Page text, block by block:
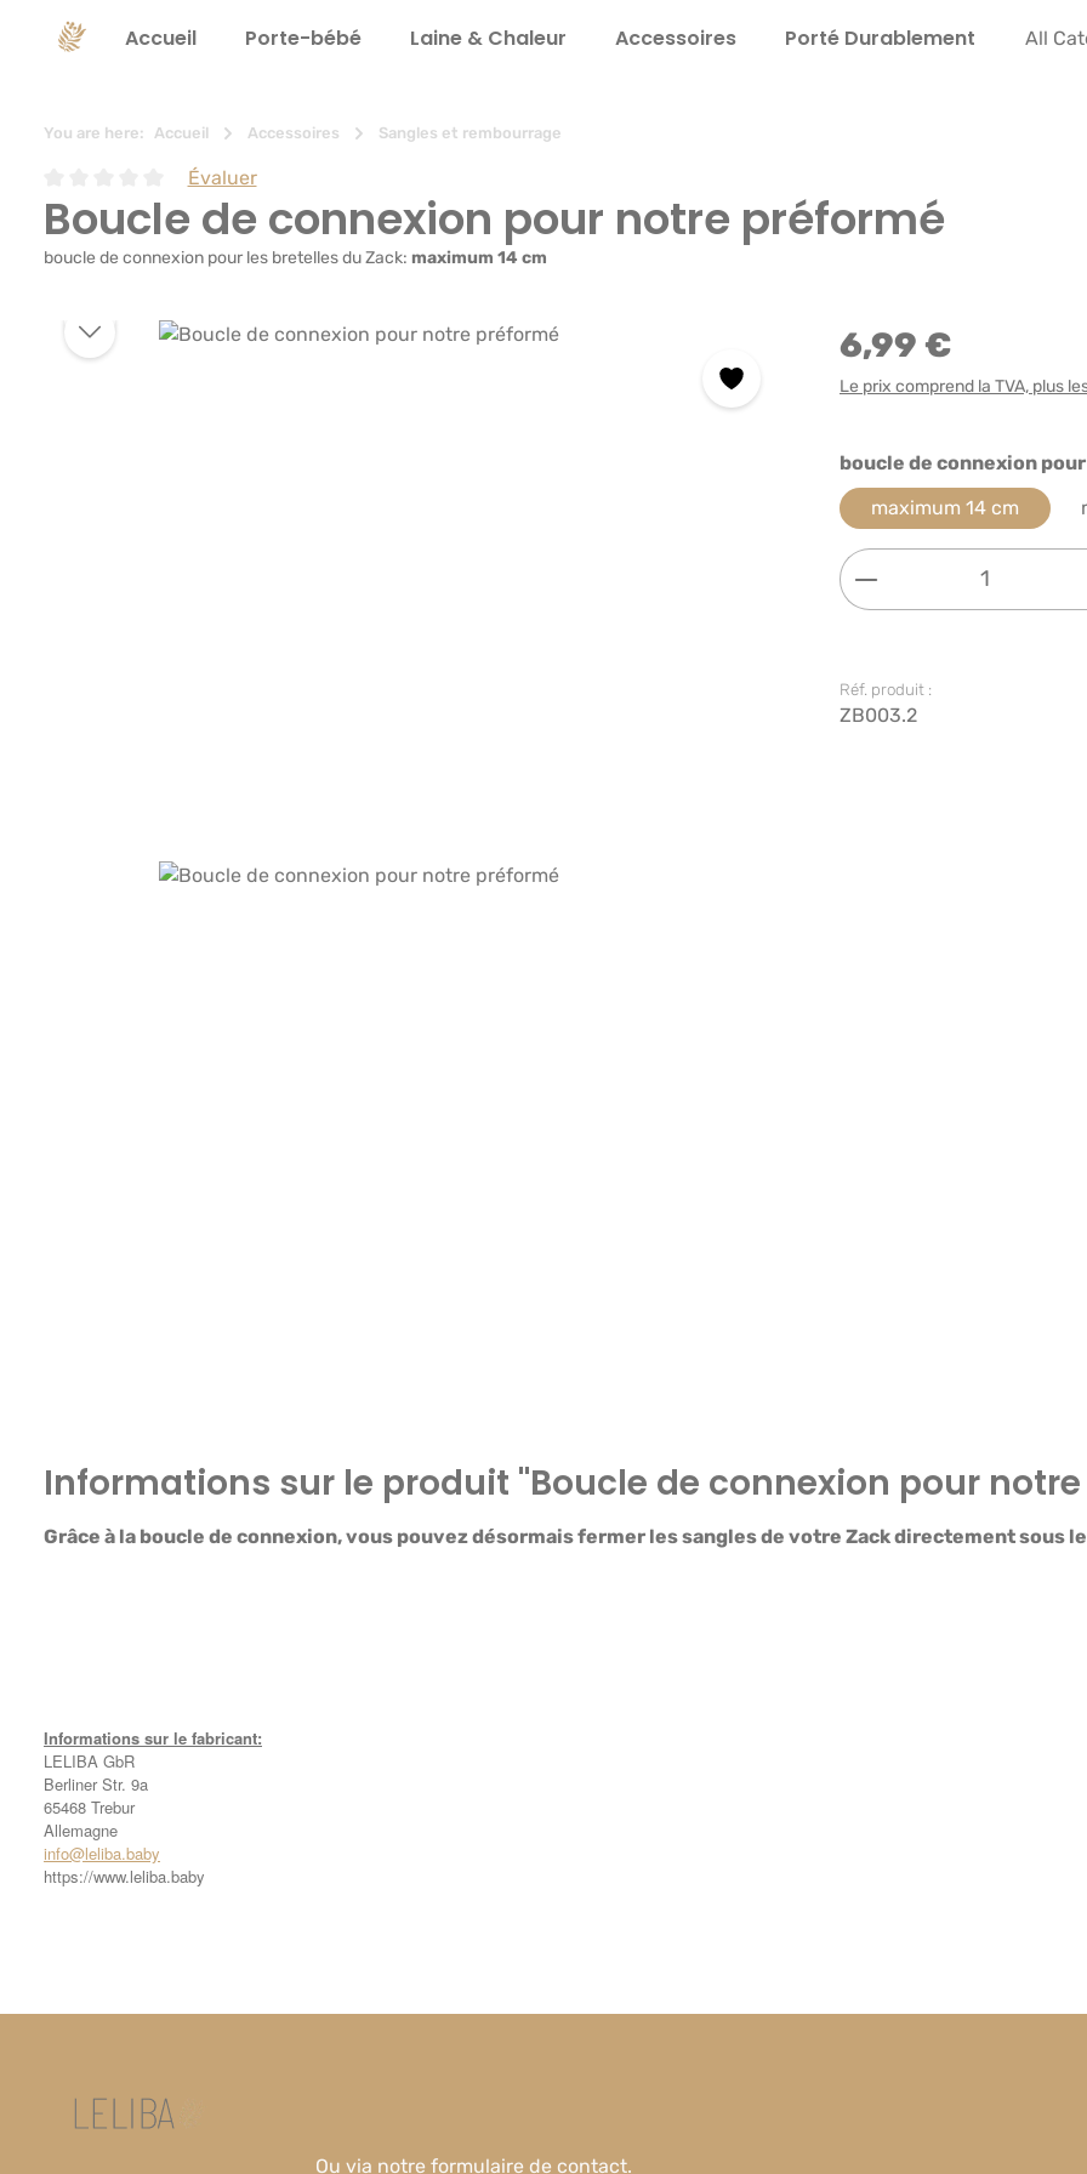
Passer à la navigation principale
Accueil Porte-bébé Laine & Chaleur Accessoires Porté Durable­ment All
You are here: Accueil Accessoires Sangles et rembourrage
Note moyenne de 0 sur 5 étoiles
Évaluer
Boucle de connexion pour notre préformé
boucle de connexion pour les bretelles du Zack: maximum 14 cm
Ignorer la galerie d'images 6,99 €
Le prix comprend la TVA, plus
Sélectionnez
boucle de connexion
maximum 14 cm
Quantité de
Réf. produit :
ZB003.2
Informations sur le produit "Boucle de connexion pour
Grâce à la boucle de connexion, vous pouvez désormais fermer les sangles de votre Zack directement sous
Informations sur le fabricant:
LELIBA GbR
Berliner Str. 9a
65468 Trebur
Allemagne
info@leliba.baby
https://www.leliba.baby
Ou via notre formulaire de contact.